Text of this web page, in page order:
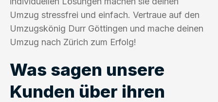
Umzug stressfrei und einfach. Vertraue auf den
Umzugskönig Durr Göttingen und mache deinen
Umzug nach Zürich zum Erfolg!
Was sagen unsere
Kunden über ihren